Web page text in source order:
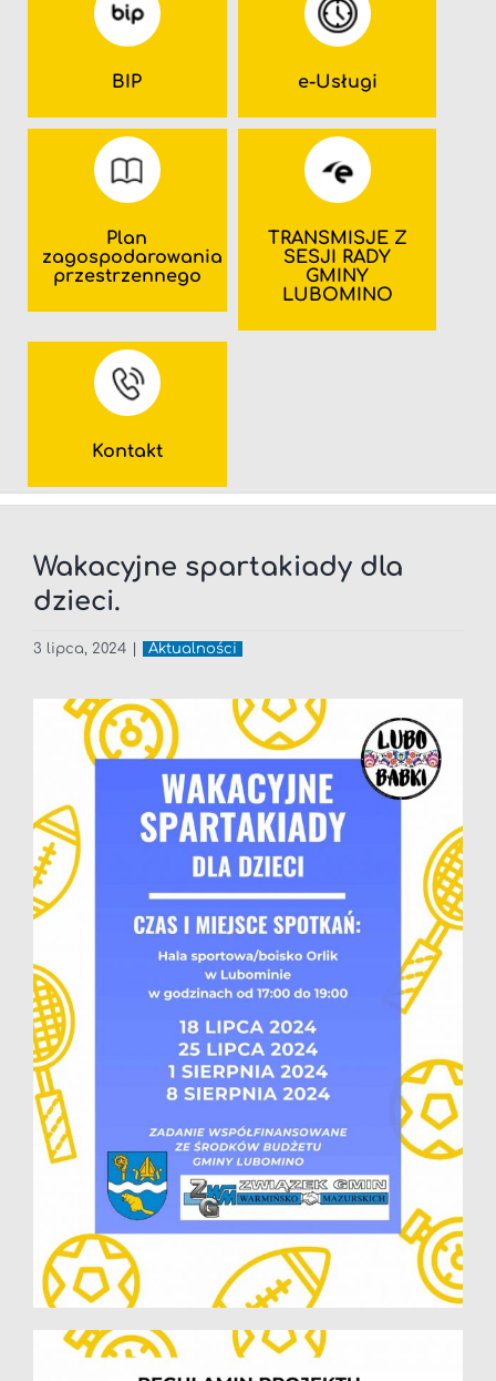
BIP e-Usługi
Plan
zagospodarowania
przestrzennego
TRANSMISJE Z
SESJI RADY
GMINY
LUBOMINO
Kontakt
Wakacyjne spartakiady dla
dzieci.
3 lipca, 2024 Aktualności